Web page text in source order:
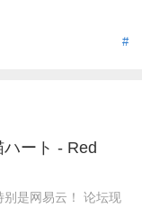
#
ート - Red
是网易云！ 论坛现